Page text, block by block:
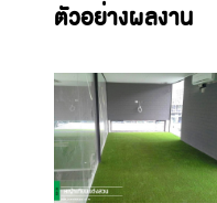
ตัวอย่างผลงาน